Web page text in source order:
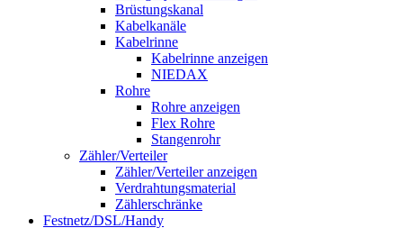
Brüstungskanal
Kabelkanäle
Kabelrinne
Kabelrinne anzeigen
NIEDAX
Rohre
Rohre anzeigen
Flex Rohre
Stangenrohr
Zähler/Verteiler
Zähler/Verteiler anzeigen
Verdrahtungsmaterial
Zählerschränke
Festnetz/DSL/Handy